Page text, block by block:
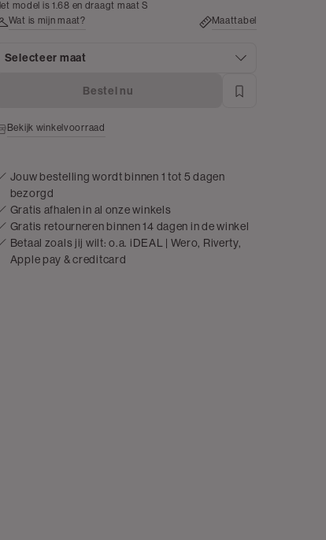
model is 1.68 en draagt maat S
Wat is mijn maat?
Maattabel
Selecteer maat
Bestel nu
Bekijk winkelvoorraad
Jouw bestelling wordt binnen 1 tot 5 dagen
bezorgd
Gratis afhalen in al onze winkels
Gratis retourneren binnen 14 dagen in de winkel
Betaal zoals jij wilt: o.a. iDEAL | Wero, Riverty,
Apple pay & creditcard